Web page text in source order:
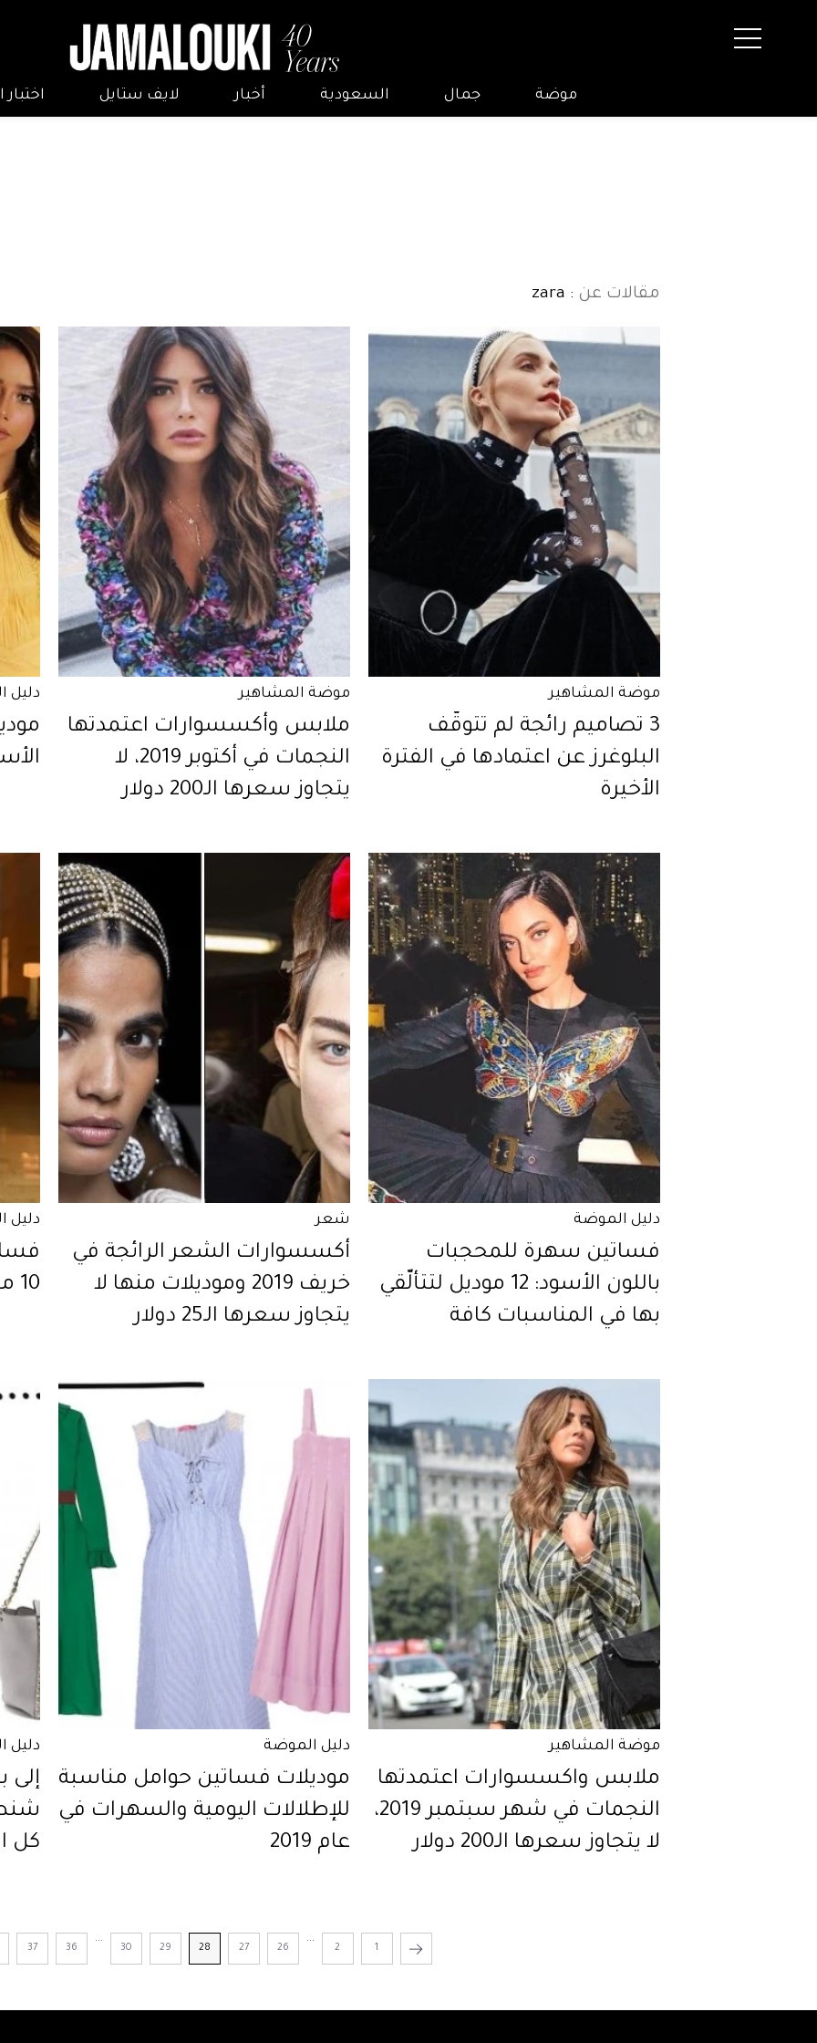
موضة جمال السعودية أخبار لايف ستايل
مقالات عن : zara
موضة المشاهير
3 تصاميم رائجة لم تتوقّف
البلوغرز عن اعتمادها في الفترة
الأخيرة
موضة المشاهير
ملابس وأكسسوارات اعتمدتها
النجمات في أكتوبر 2019، لا
يتجاوز سعرها الـ200 دولار
دليل
دليل الموضة
فساتين سهرة للمحجبات
باللون الأسود: 12 موديل لتتألّقي
بها في المناسبات كافة
شعر
أكسسوارات الشعر الرائجة في
خريف 2019 وموديلات منها لا
يتجاوز سعرها الـ25 دولار
دليل
10 موديلات تزيدكِ أنوثة وجاذبية
موضة المشاهير
ملابس واكسسوارات اعتمدتها
النجمات في شهر سبتمبر 2019،
لا يتجاوز سعرها الـ200 دولار
دليل الموضة
موديلات فساتين حوامل مناسبة
للإطلالات اليومية والسهرات في
عام 2019
دليل
كل
1
2
...
26
27
28
29
30
...
36
37